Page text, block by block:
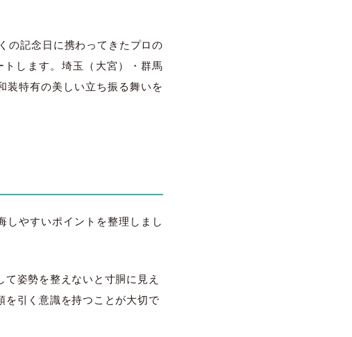
の記念日に携わってきたプロの
します。埼玉（大宮）・群馬
装特有の美しい立ち振る舞いを
しやすいポイントを整理しまし
姿勢を整えないと寸胴に見え
を引く意識を持つことが大切で